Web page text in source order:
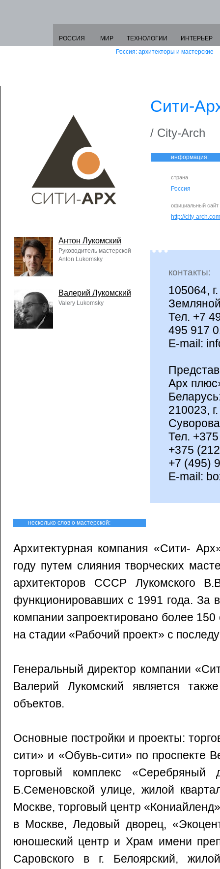
РОССИЯ МИР ТЕХНОЛОГИИ
ИНТЕРЬЕР
Россия: архитекторы и мастерские
Антон Лукомский
Руководитель мастерской
Anton Lukomsky
Валерий Лукомский
Valery Lukomsky
Сити-
/ City-Arch
информация:
страна
Россия
официальный сайт
http://city-
контакты:
105064,
Тел. +7
495 917
E-mail:
Арх
210023,
Тел.
+375
+7 (495)
E-mail:
несколько слов о мастерской:
Архитектурная компания «Сити-
году путем слияния творческих
архитекторов СССР Лукомского
функционировавших с 1991 года. За
компании запроектировано более 150
на стадии «Рабочий проект» с
Генеральный директор компании
Валерий Лукомский является
объектов.
Основные постройки и проекты:
сити» и «Обувь-сити» по проспекте
торговый комплекс
Б.Семеновской улице, жилой
Москве, торговый центр
в Москве, Ледовый дворец,
юношеский центр и Храм имени
Саровского в г. Белоярский,